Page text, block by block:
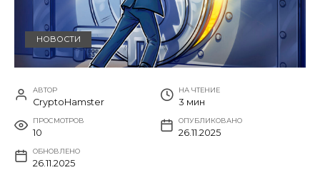
НОВОСТИ
АВТОР
CryptoHamster
НА ЧТЕНИЕ
3 мин
ПРОСМОТРОВ
10
ОПУБЛИКОВАНО
26.11.2025
ОБНОВЛЕНО
26.11.2025